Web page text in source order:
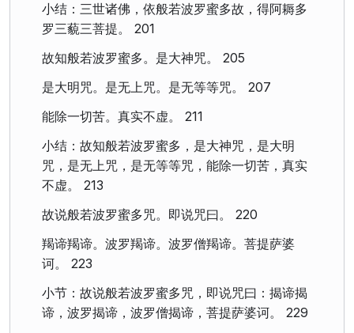
小结：三世诸佛，依般若波罗蜜多故，得阿耨多
罗三藐三菩提。 201
故知般若波罗蜜多。是大神咒。 205
是大明咒。是无上咒。是无等等咒。 207
能除一切苦。真实不虚。 211
小结：故知般若波罗蜜多，是大神咒，是大明
咒，是无上咒，是无等等咒，能除一切苦，真实
不虚。 213
故说般若波罗蜜多咒。即说咒曰。 220
羯谛羯谛。波罗羯谛。波罗僧羯谛。菩提萨婆
诃。 223
小节：故说般若波罗蜜多咒，即说咒曰：揭谛揭
谛，波罗揭谛，波罗僧揭谛，菩提萨婆诃。 229